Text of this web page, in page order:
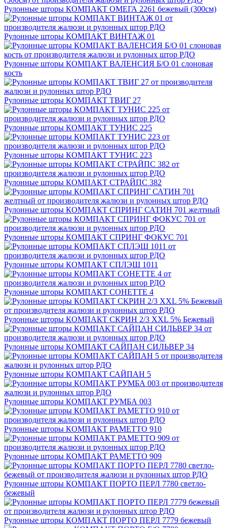
Рулонные шторы КОМПАКТ ОМЕГА 2261 бежевый (300см)
Рулонные шторы КОМПАКТ ВИНТАЖ 01
Рулонные шторы КОМПАКТ ВАЛЕНСИЯ Б/О 01 слоновая
кость
Рулонные шторы КОМПАКТ ТВИГ 27
Рулонные шторы КОМПАКТ ТУНИС 225
Рулонные шторы КОМПАКТ ТУНИС 223
Рулонные шторы КОМПАКТ СТРАЙПС 382
Рулонные шторы КОМПАКТ СПРИНГ САТИН 701 желтный
Рулонные шторы КОМПАКТ СПРИНГ ФОКУС 701
Рулонные шторы КОМПАКТ СПЛЭШ 1011
Рулонные шторы КОМПАКТ СОНЕТТЕ 4
Рулонные шторы КОМПАКТ СКРИН 2/3 XXL 5% Бежевый
Рулонные шторы КОМПАКТ САЙПАН СИЛЬВЕР 34
Рулонные шторы КОМПАКТ САЙПАН 5
Рулонные шторы КОМПАКТ РУМБА 003
Рулонные шторы КОМПАКТ РАМЕТТО 910
Рулонные шторы КОМПАКТ РАМЕТТО 909
Рулонные шторы КОМПАКТ ПОРТО ПЕРЛ 7780 светло-
бежевый
Рулонные шторы КОМПАКТ ПОРТО ПЕРЛ 7779 бежевый